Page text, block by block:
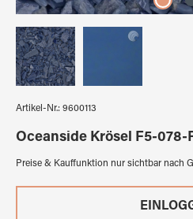
Artikel-Nr.: 9600113
Oceanside Krösel F5-078-
Preise & Kauffunktion nur sichtbar nach